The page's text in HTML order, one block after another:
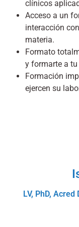
clínicos
Acceso a un
interacción
materia.
Formato
y formarte a
Formación
ejercen su
LV, PhD,